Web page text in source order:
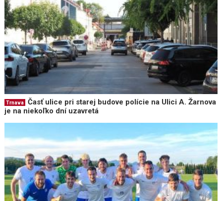
Trnava
Časť ulice pri starej budove polície na Ulici A. Žarnova
je na niekoľko dní uzavretá